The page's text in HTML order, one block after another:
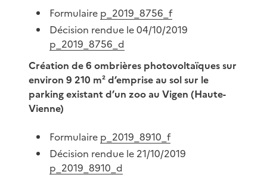
Formulaire p_2019_8756_f
Décision rendue le 04/10/2019
p_2019_8756_d
Création de 6 ombrières photovoltaïques sur
environ 9 210 m² d’emprise au sol sur le
parking existant d’un zoo au Vigen (Haute-
Vienne)
Formulaire p_2019_8910_f
Décision rendue le 21/10/2019
p_2019_8910_d